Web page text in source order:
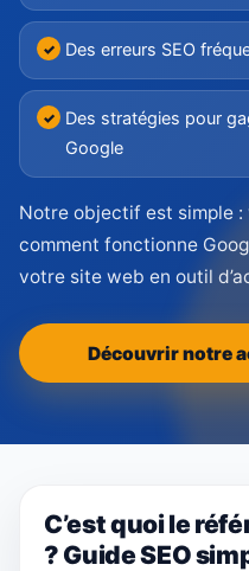
Des erreurs SEO
Des stratégies pour
Google
Notre objectif est simple
comment fonctionne
votre site web en outil
Découvrir notre
C’est quoi le
? Guide SEO